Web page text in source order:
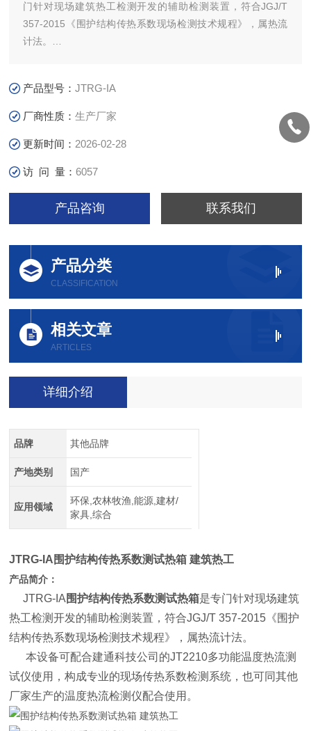
门针对现场建筑热工检测开发的辅助检测装置，符合JGJ/T
357-2015《围护结构传热系数现场检测技术规程》，属热流
计法。
产的温度热流检测仪配合使用。
产品型号：JTRG-IA
厂商性质：生产厂家
更新时间： 2026-02-28
访 问 量：6057
产品咨询 联系我们
产品分类
CLASSIFICATION
相关文章
ARTICLES
详细介绍
品牌 其他品牌
产地类别 国产
应用领域
环保,农林牧渔,能源,建材/
家具,综合
JTRG-IA 围护结构传热系数测试热箱 建筑热工
产品简介：
JTRG-IA 围护结构传热系数测试热箱是专门针对现场建筑
热工检测开发的辅助检测装置，符合JGJ/T 357-2015《围护
结构传热系数现场检测技术规程》，属热流计法。
本设备可配合建通科技公司的JT2210多功能温度热流测
试仪使用，构成专业的现场传热系数检测系统，也可同其他
厂家生产的温度热流检测仪配合使用。